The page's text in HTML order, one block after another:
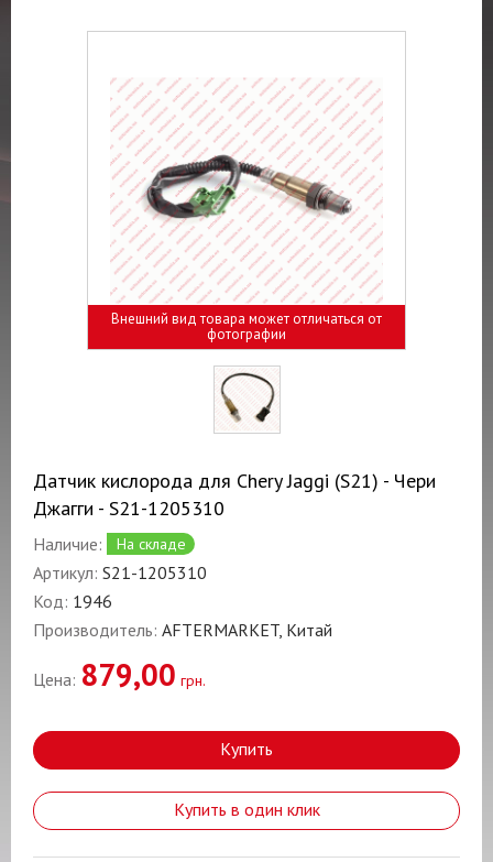
Внешний вид товара может отличаться от
фотографии
Датчик кислорода для Chery Jaggi (S21) - Чери
Джагги - S21-1205310
Наличие: На складе
Артикул: S21-1205310
Код: 1946
Производитель: AFTERMARKET, Китай
Цена: 879,00 грн.
Купить
Купить в один клик